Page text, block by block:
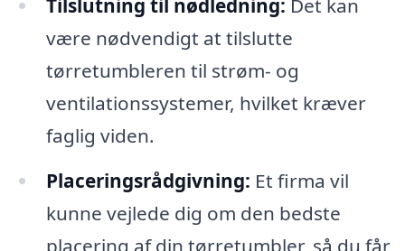
Tilslutning til nødledning: Det kan
være nødvendigt at tilslutte
tørretumbleren til strøm- og
ventilationssystemer, hvilket kræver
faglig viden.
Placeringsrådgivning: Et firma vil
kunne vejlede dig om den bedste
placering af din tørretumbler, så du får